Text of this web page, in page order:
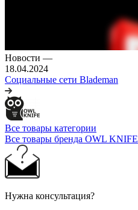
Новости —
18.04.2024
Социальные сети Blademan
Все товары категории
Все товары бренда OWL KNIFE
Нужна консультация?